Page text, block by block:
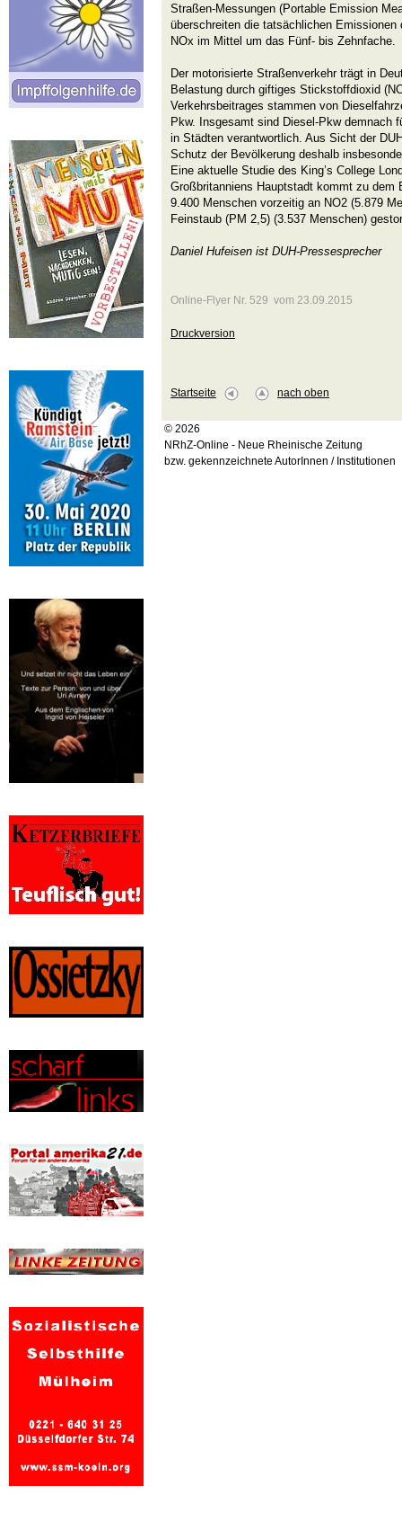
Straßen-Messungen (Portable Emission
überschreiten die tatsächlichen
NOx im Mittel um das Fünf- bis Zehnfache.
Der motorisierte Straßenverkehr trägt in
Belastung durch giftiges Stickstoffdioxid
Verkehrsbeitrages stammen von
Pkw. Insgesamt sind Diesel-Pkw demnach
in Städten verantwortlich. Aus Sicht der
Schutz der Bevölkerung deshalb
Eine aktuelle Studie des King’s College
Großbritanniens Hauptstadt kommt zu dem
9.400 Menschen vorzeitig an NO2 (5.879
Feinstaub (PM 2,5) (3.537 Menschen)
Daniel Hufeisen ist DUH-Pressesprecher
Online-Flyer Nr. 529 vom 23.09.2015
Druckversion
Startseite nach oben
© 2026
NRhZ-Online - Neue Rheinische Zeitung
bzw. gekennzeichnete AutorInnen / Institutionen